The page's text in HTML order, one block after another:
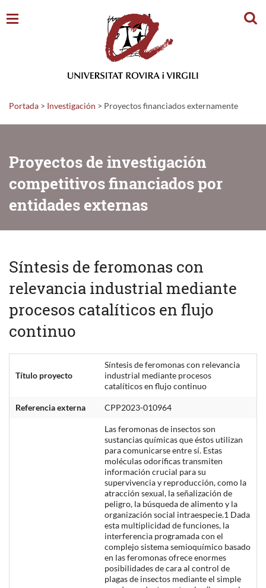
Portada > Investigación > Proyectos financiados externamente
Proyectos de investigación
competitivos financiados por
entidades externas
Síntesis de feromonas con
relevancia industrial mediante
procesos catalíticos en flujo
continuo
Título proyecto
Síntesis de feromonas con relevancia
industrial mediante procesos
catalíticos en flujo continuo
Referencia externa CPP2023-010964
Las feromonas de insectos son
sustancias químicas que éstos utilizan
para comunicarse entre sí. Estas
moléculas odoríficas transmiten
información crucial para su
supervivencia y reproducción, como la
atracción sexual, la señalización de
peligro, la búsqueda de alimento y la
organización social intraespecie.1 Dada
esta multiplicidad de funciones, la
interferencia programada con el
complejo sistema semioquímico basado
en las feromonas ofrece enormes
posibilidades de cara al control de
plagas de insectos mediante el simple